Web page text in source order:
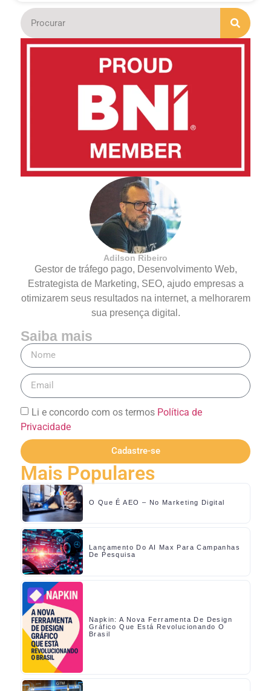
Adilson Ribeiro
Gestor de tráfego pago, Desenvolvimento Web,
Estrategista de Marketing, SEO, ajudo empresas a
otimizarem seus resultados na internet, a melhorarem
sua presença digital.
Saiba mais
Li e concordo com os termos Política de
Privacidade
Cadastre-se
Mais Populares
O Que É AEO – No Marketing Digital
Lançamento Do AI Max Para Campanhas
De Pesquisa
Napkin: A Nova Ferramenta De Design
Gráfico Que Está Revolucionando O
Brasil